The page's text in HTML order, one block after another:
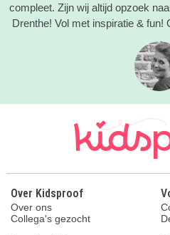
compleet. Zijn wij altijd opzoek
Drenthe! Vol met inspiratie & fun!
Over Kidsproof
Over ons
Collega's gezocht